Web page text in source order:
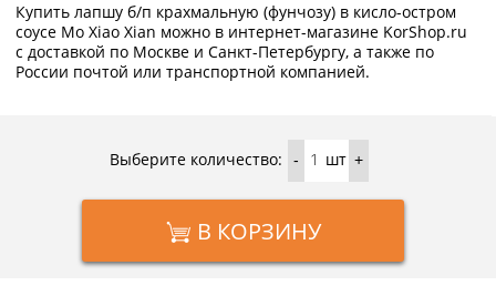
Купить лапшу б/п крахмальную (фунчозу) в кисло-остром
соусе Mo Xiao Xian можно в интернет-магазине KorShop.ru
с доставкой по Москве и Санкт-Петербургу, а также по
России почтой или транспортной компанией.
Выберите количество: - шт +
В КОРЗИНУ